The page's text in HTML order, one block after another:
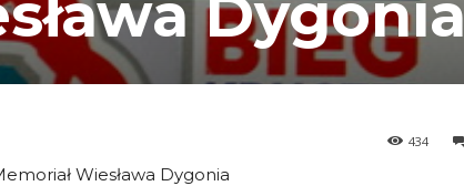
Dygonia
434
Wiesława Dygonia